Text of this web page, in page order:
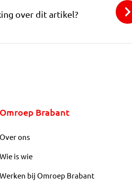
over dit artikel?
Omroep Brabant
Over ons
Wie is wie
Werken bij Omroep Brabant